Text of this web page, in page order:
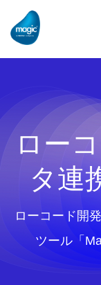
ロー
タ連
ローコード開
ツール「